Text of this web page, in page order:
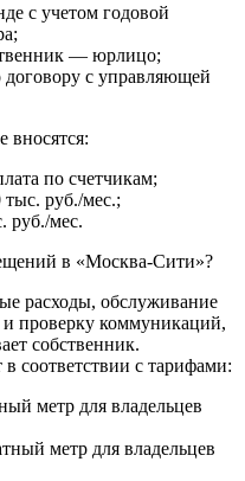
с учетом годовой
— юрлицо;
договору с управляющей
вносятся:
по счетчикам;
руб./мес.;
руб./мес.
в «Москва-Сити»?
расходы, обслуживание
проверку коммуникаций,
собственник.
соответствии с тарифами:
метр для владельцев
метр для владельцев